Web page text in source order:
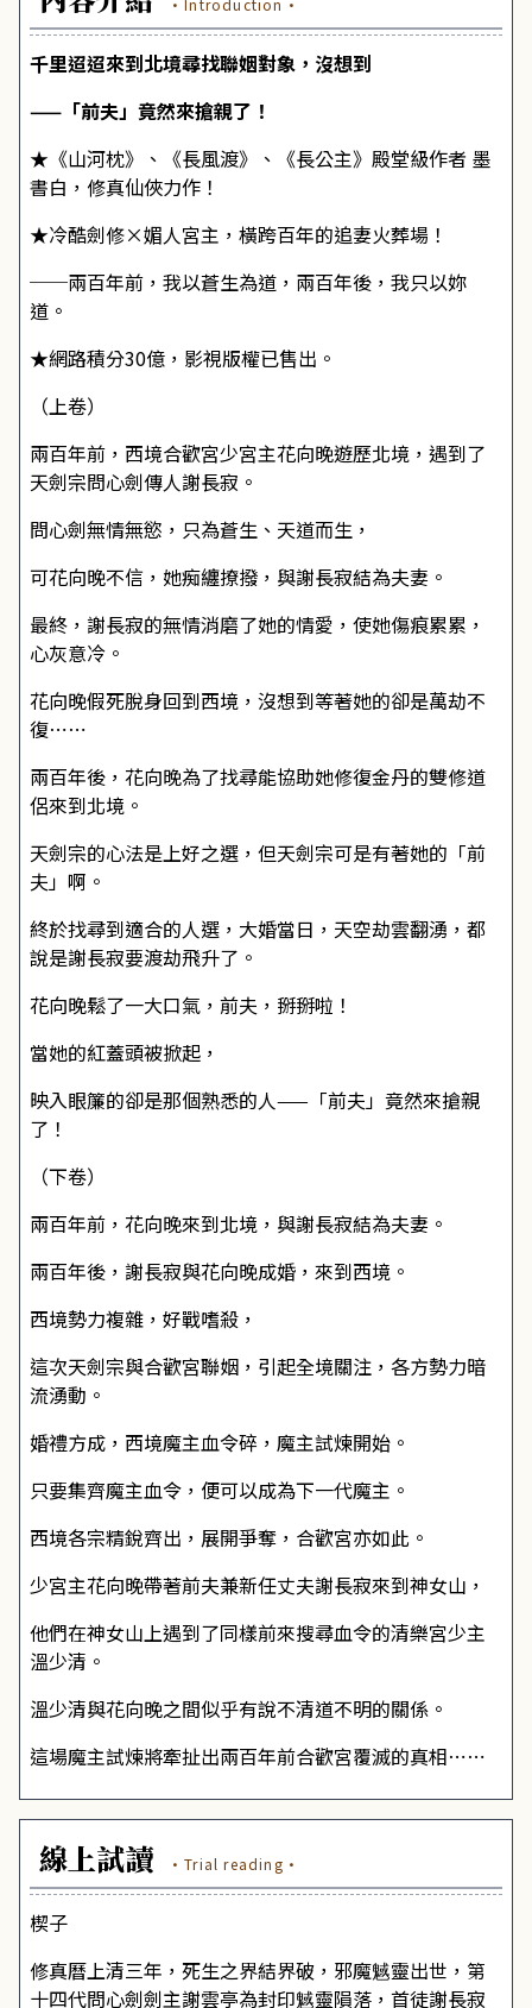
·Introduction·
千里迢迢來到北境尋找聯姻對象，沒想到
——「前夫」竟然來搶親了！
★《山河枕》、《長風渡》、《長公主》殿堂級作者 墨
書白，修真仙俠力作！
★冷酷劍修×媚人宮主，橫跨百年的追妻火葬場！
──兩百年前，我以蒼生為道，兩百年後，我只以妳
道。
★網路積分30億，影視版權已售出。
（上卷）
兩百年前，西境合歡宮少宮主花向晚遊歷北境，遇到了
天劍宗問心劍傳人謝長寂。
問心劍無情無慾，只為蒼生、天道而生，
可花向晚不信，她痴纏撩撥，與謝長寂結為夫妻。
最終，謝長寂的無情消磨了她的情愛，使她傷痕累累，
心灰意冷。
花向晚假死脫身回到西境，沒想到等著她的卻是萬劫不
復⋯⋯
兩百年後，花向晚為了找尋能協助她修復金丹的雙修道
侶來到北境。
天劍宗的心法是上好之選，但天劍宗可是有著她的「前
夫」啊。
終於找尋到適合的人選，大婚當日，天空劫雲翻湧，都
說是謝長寂要渡劫飛升了。
花向晚鬆了一大口氣，前夫，掰掰啦！
當她的紅蓋頭被掀起，
映入眼簾的卻是那個熟悉的人——「前夫」竟然來搶親
了！
（下卷）
兩百年前，花向晚來到北境，與謝長寂結為夫妻。
兩百年後，謝長寂與花向晚成婚，來到西境。
西境勢力複雜，好戰嗜殺，
這次天劍宗與合歡宮聯姻，引起全境關注，各方勢力暗
流湧動。
婚禮方成，西境魔主血令碎，魔主試煉開始。
只要集齊魔主血令，便可以成為下一代魔主。
西境各宗精銳齊出，展開爭奪，合歡宮亦如此。
少宮主花向晚帶著前夫兼新任丈夫謝長寂來到神女山，
他們在神女山上遇到了同樣前來搜尋血令的清樂宮少主
溫少清。
溫少清與花向晚之間似乎有說不清道不明的關係。
這場魔主試煉將牽扯出兩百年前合歡宮覆滅的真相⋯⋯
線上試讀 ·Trial reading·
楔子
修真曆上清三年，死生之界結界破，邪魔魊靈出世，第
十四代問心劍劍主謝雲亭為封印魊靈隕落，首徒謝長寂